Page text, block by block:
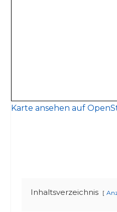
Karte ansehen auf
Inhaltsverzeichnis